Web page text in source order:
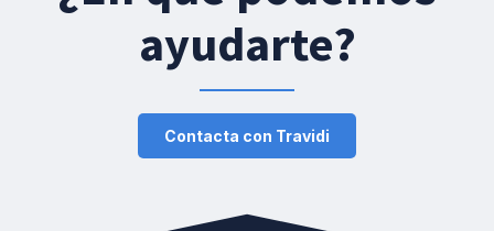
ayudarte?
Contacta con Travidi